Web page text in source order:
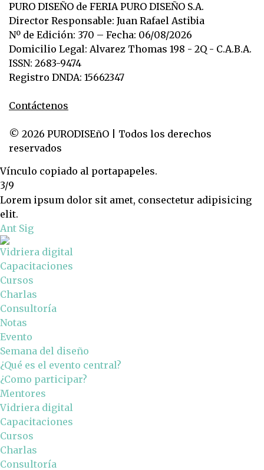
PURO DISEÑO de FERIA PURO DISEÑO S.A.
Director Responsable: Juan Rafael Astibia
Nº de Edición: 370 – Fecha: 06/08/2026
Domicilio Legal: Alvarez Thomas 198 - 2Q - C.A.B.A.
ISSN: 2683-9474
Registro DNDA: 15662347
Contáctenos
© 2026 PURODISEñO | Todos los derechos
reservados
Vínculo copiado al portapapeles.
3/9
Lorem ipsum dolor sit amet, consectetur adipisicing
elit.
Ant Sig
Vidriera digital
Capacitaciones
Cursos
Charlas
Consultoría
Notas
Evento
Semana del diseño
¿Qué es el evento central?
¿Como participar?
Mentores
Vidriera digital
Capacitaciones
Cursos
Charlas
Consultoría